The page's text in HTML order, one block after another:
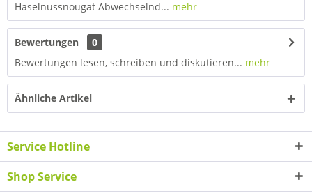
Haselnussnougat Abwechselnd... mehr
Bewertungen
0
Bewertungen lesen, schreiben und diskutieren... mehr
Ähnliche Artikel
Service Hotline
Shop Service